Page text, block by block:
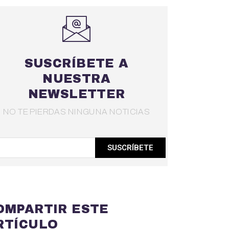
SUSCRÍBETE A
NUESTRA
NEWSLETTER
NO TE PIERDAS NINGUNA NOTICIAS
SUSCRÍBETE
ESTE